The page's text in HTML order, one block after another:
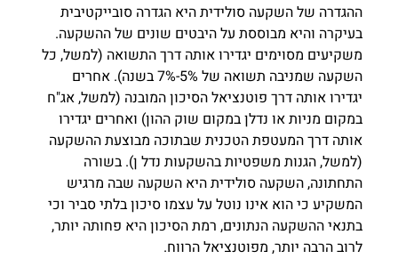
ההגדרה של השקעה סולידית היא הגדרה סובייקטיבית
בעיקרה והיא מבוססת על היבטים שונים של ההשקעה.
משקיעים מסוימים יגדירו אותה דרך התשואה (למשל, כל
השקעה שמניבה תשואה של 5%-7% בשנה). אחרים
יגדירו אותה דרך פוטנציאל הסיכון המובנה (למשל, אג"ח
במקום מניות או נדלן במקום שוק ההון) ואחרים יגדירו
אותה דרך המעטפת הטכנית שבתוכה מבוצעת ההשקעה
(למשל, הגנות משפטיות בהשקעות נדל ן). בשורה
התחתונה, השקעה סולידית היא השקעה שבה מרגיש
המשקיע כי הוא אינו נוטל על עצמו סיכון בלתי סביר וכי
בתנאי ההשקעה הנתונים, רמת הסיכון היא פחותה יותר,
לרוב הרבה יותר, מפוטנציאל הרווח.